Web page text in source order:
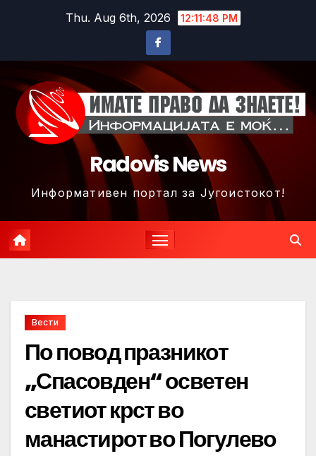
Thu. Aug 6th, 2026 12:11:51 PM
Radovis News
Информативен портал за Југоистокот!
Вести
По повод празникот
„Спасовден“ осветен
светиот крст во
манастирот во Погулево